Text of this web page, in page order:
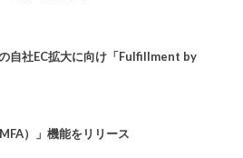
自社EC拡大に向け「Fulfillment by
）」機能をリリース